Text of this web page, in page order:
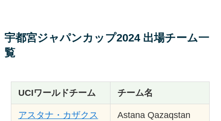
宇都宮ジャパンカップ2024 出場チーム一
覧
UCIワールドチーム チーム名
アスタナ・カザクス
Astana Qazaqstan